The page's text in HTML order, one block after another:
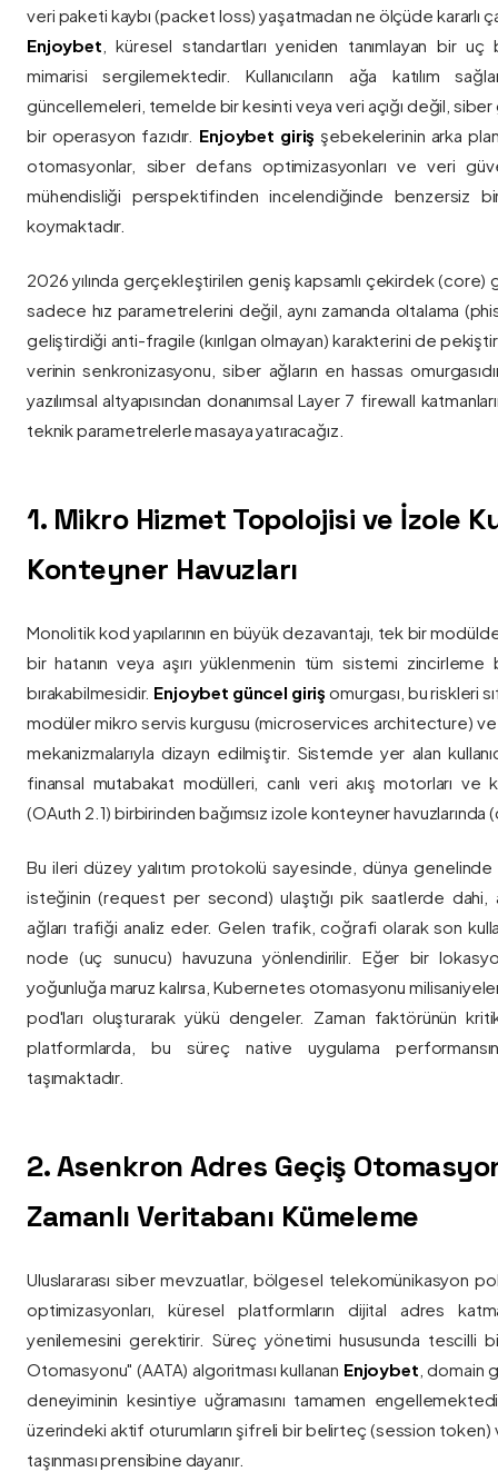
veri paketi kaybı (packet loss) yaşatmadan ne ölçüde kararlı
Enjoybet , küresel standartları yeniden tanımlayan bir
mimarisi sergilemektedir. Kullanıcıların ağa katılım
güncellemeleri, temelde bir kesinti veya veri açığı değil, siber
bir operasyon fazıdır. Enjoybet giriş şebekelerinin arka
otomasyonlar, siber defans optimizasyonları ve veri
mühendisliği perspektifinden incelendiğinde benzersiz
koymaktadır.
2026 yılında gerçekleştirilen geniş kapsamlı çekirdek
sadece hız parametrelerini değil, aynı zamanda oltalama
geliştirdiği anti-fragile (kırılgan olmayan) karakterini de
verinin senkronizasyonu, siber ağların en hassas
yazılımsal altyapısından donanımsal Layer 7 firewall
teknik parametrelerle masaya yatıracağız.
1. Mikro Hizmet Topolojisi ve İzole
Konteyner Havuzları
Monolitik kod yapılarının en büyük dezavantajı, tek bir
bir hatanın veya aşırı yüklenmenin tüm sistemi zincirleme
bırakabilmesidir. Enjoybet güncel giriş omurgası, bu riskleri
modüler mikro servis kurgusu (microservices architecture)
mekanizmalarıyla dizayn edilmiştir. Sistemde yer alan
finansal mutabakat modülleri, canlı veri akış motorları ve
(OAuth 2.1) birbirinden bağımsız izole konteyner havuzlarında
Bu ileri düzey yalıtım protokolü sayesinde, dünya genelinde
isteğinin (request per second) ulaştığı pik saatlerde dahi,
ağları trafiği analiz eder. Gelen trafik, coğrafi olarak son
node (uç sunucu) havuzuna yönlendirilir. Eğer bir
yoğunluğa maruz kalırsa, Kubernetes otomasyonu
pod'ları oluşturarak yükü dengeler. Zaman faktörünün
platformlarda, bu süreç native uygulama
taşımaktadır.
2. Asenkron Adres Geçiş
Zamanlı Veritabanı Kümeleme
Uluslararası siber mevzuatlar, bölgesel telekomünikasyon
optimizasyonları, küresel platformların dijital adres
yenilemesini gerektirir. Süreç yönetimi hususunda tescilli
Otomasyonu" (AATA) algoritması kullanan Enjoybet , domain
deneyiminin kesintiye uğramasını tamamen
üzerindeki aktif oturumların şifreli bir belirteç (session token)
taşınması prensibine dayanır.